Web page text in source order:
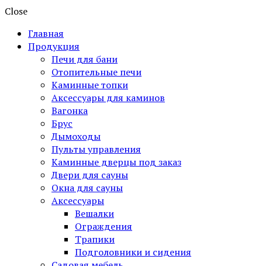
Close
Главная
Продукция
Печи для бани
Отопительные печи
Каминные топки
Аксессуары для каминов
Вагонка
Брус
Дымоходы
Пульты управления
Каминные дверцы под заказ
Двери для сауны
Окна для сауны
Аксессуары
Вешалки
Ограждения
Трапики
Подголовники и сидения